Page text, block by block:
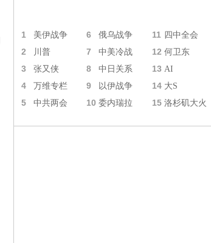
1 美伊战争 6 俄乌战争 11 四中全会
2 川普 7 中美冷战 12 何卫东
3 张又侠 8 中日关系 13 AI
4 万维专栏 9 以伊战争 14 大S
5 中共两会 10 委内瑞拉 15 洛杉矶大火